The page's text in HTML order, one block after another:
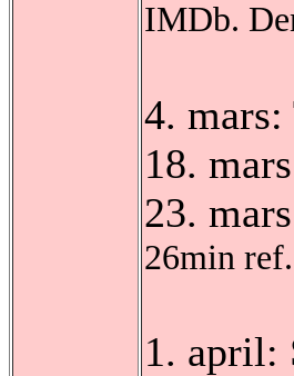
IMDb.
4. mars:
18.
23.
26min
1. april: